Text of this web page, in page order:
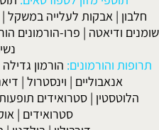
חלבון | אבקות לעלייה במשקל |
שומנים ודיאטה | פרו-הורמונים
תרופות והורמונים: הורמון גדילה
אנאבוליים | וינסטרול |
הלוטסטין | סטרואידים תופעות
סטרואידים |